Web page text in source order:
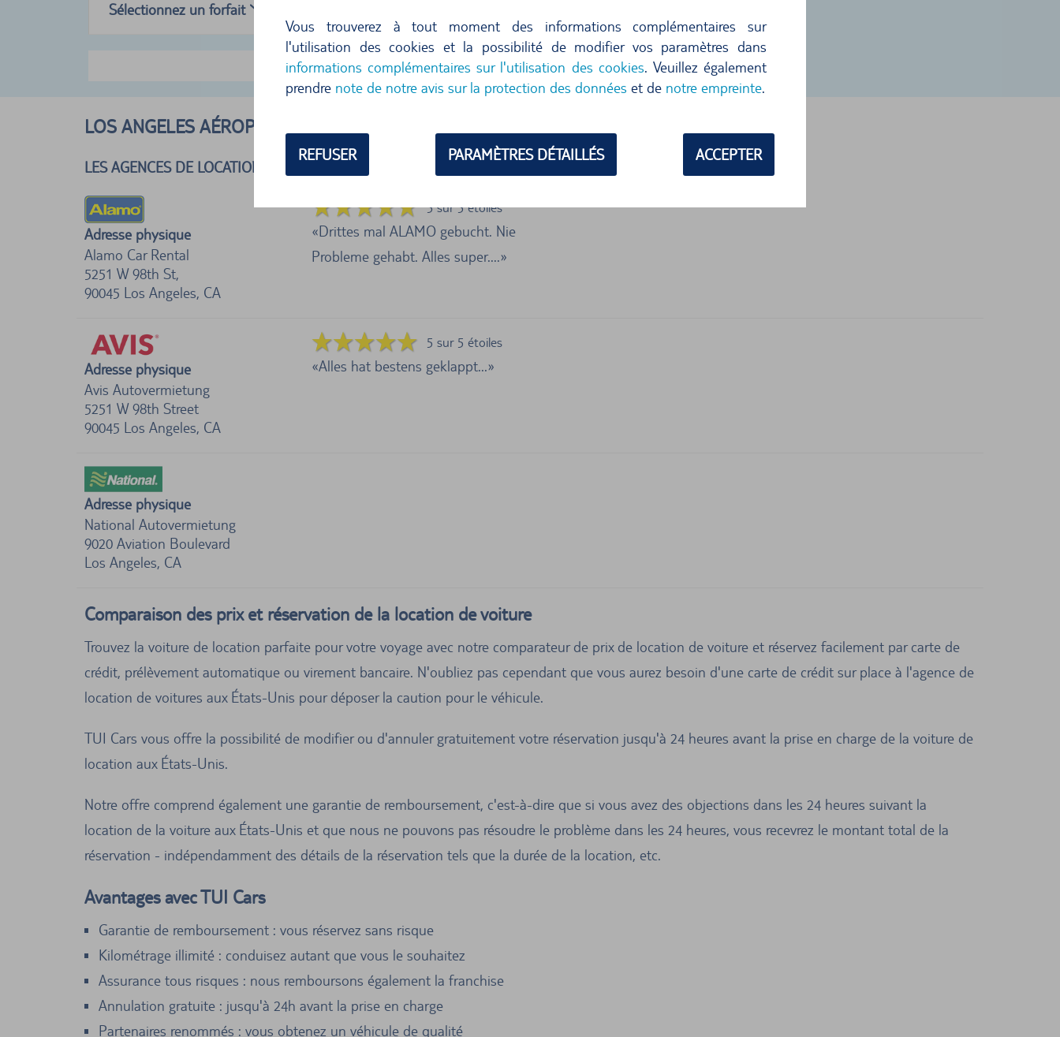
Vous trouverez à tout moment des informations complémentaires sur
l'utilisation des cookies et la possibilité de modifier vos paramètres dans
informations complémentaires sur l'utilisation des cookies. Veuillez également
prendre note de notre avis sur la protection des données et de notre empreinte.
REFUSER PARAMÈTRES DÉTAILLÉS ACCEPTER
Sélectionnez un forfait
Afficher plus d'offres
LOS ANGELES AÉROPORT, ÉTATS-UNIS
LES AGENCES DE LOCATION DE VOITURES SUIVANTES SONT SITUÉES SUR LE SITE
Adresse physique
Alamo Car Rental
5251 W 98th St,
90045 Los Angeles, CA
5 sur 5 étoiles
Drittes mal ALAMO gebucht. Nie
Probleme gehabt. Alles super....
Adresse physique
Avis Autovermietung
5251 W 98th Street
90045 Los Angeles, CA
5 sur 5 étoiles
Alles hat bestens geklappt...
Adresse physique
National Autovermietung
9020 Aviation Boulevard
Los Angeles, CA
Comparaison des prix et réservation de la location de voiture
Trouvez la voiture de location parfaite pour votre voyage avec notre comparateur de prix de location de voiture et réservez facilement par carte de
crédit, prélèvement automatique ou virement bancaire. N'oubliez pas cependant que vous aurez besoin d'une carte de crédit sur place à l'agence de
location de voitures aux États-Unis pour déposer la caution pour le véhicule.
TUI Cars vous offre la possibilité de modifier ou d'annuler gratuitement votre réservation jusqu'à 24 heures avant la prise en charge de la voiture de
location aux États-Unis.
Notre offre comprend également une garantie de remboursement, c'est-à-dire que si vous avez des objections dans les 24 heures suivant la
location de la voiture aux États-Unis et que nous ne pouvons pas résoudre le problème dans les 24 heures, vous recevrez le montant total de la
réservation - indépendamment des détails de la réservation tels que la durée de la location, etc.
Avantages avec TUI Cars
Garantie de remboursement : vous réservez sans risque
Kilométrage illimité : conduisez autant que vous le souhaitez
Assurance tous risques : nous remboursons également la franchise
Annulation gratuite : jusqu'à 24h avant la prise en charge
Partenaires renommés : vous obtenez un véhicule de qualité